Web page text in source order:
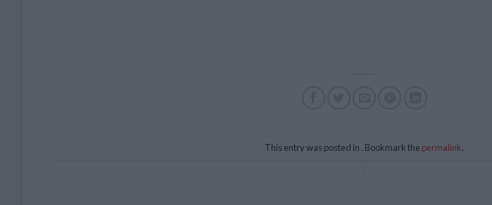
This entry was posted in . Bookmark the permalink.